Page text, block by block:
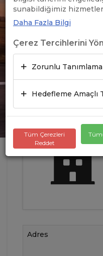
Adres
sunabildiğimiz
Daha Fazla Bilgi
Çerez Tercihlerini
Zorunlu
Hedefleme Amaçlı
Tüm Çerezleri
Reddet